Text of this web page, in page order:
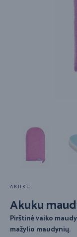
AKUKU
Akuku
Pirštinė vaiko
mažylio maudynių.